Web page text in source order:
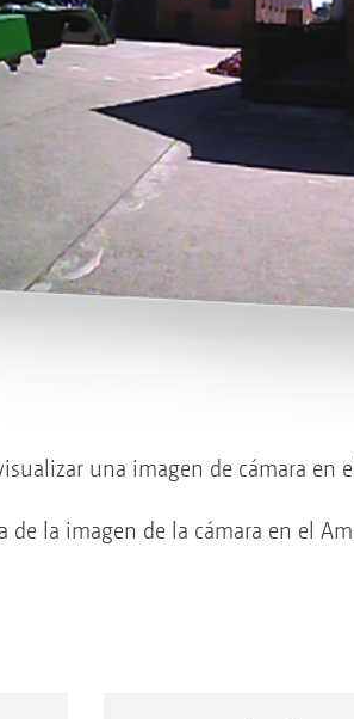
una imagen de cámara en
de la imagen de la cámara en el